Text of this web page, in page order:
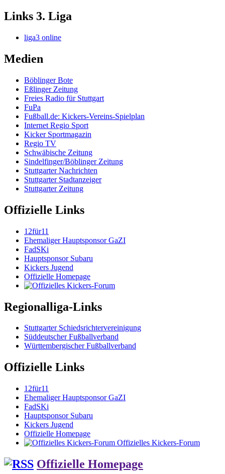
Links 3. Liga
liga3 online
Medien
Böblinger Bote
Eßlinger Zeitung
Freies Radio für Stuttgart
FuPa
Fußball.de: Kickers-Vereins-Spielplan
Internet Regio Sport
Kicker Sportmagazin
Regio TV
Schwäbische Zeitung
Sindelfinger/Böblinger Zeitung
Stuttgarter Nachrichten
Stuttgarter Stadtanzeiger
Stuttgarter Zeitung
Offizielle Links
12für11
Ehemaliger Hauptsponsor GaZI
FadSKi
Hauptsponsor Subaru
Kickers Jugend
Offizielle Homepage
Regionalliga-Links
Stuttgarter Schiedsrichtervereinigung
Süddeutscher Fußballverband
Württembergischer Fußballverband
Offizielle Links
12für11
Ehemaliger Hauptsponsor GaZI
FadSKi
Hauptsponsor Subaru
Kickers Jugend
Offizielle Homepage
Offizielles Kickers-Forum
Offizielle Homepage